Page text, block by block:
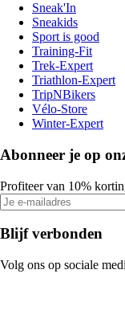
Sneak'In
Sneakids
Sport is good
Training-Fit
Trek-Expert
Triathlon-Expert
TripNBikers
Vélo-Store
Winter-Expert
Abonneer je op
Profiteer van 10%
Blijf verbonden
Volg ons op sociale